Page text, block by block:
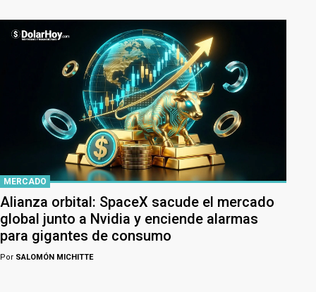
MERCADO
Alianza orbital: SpaceX sacude el mercado
global junto a Nvidia y enciende alarmas
para gigantes de consumo
Por SALOMÓN MICHITTE